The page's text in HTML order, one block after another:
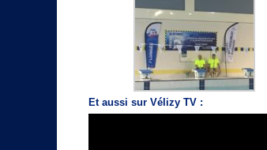
Et aussi sur Vélizy TV :